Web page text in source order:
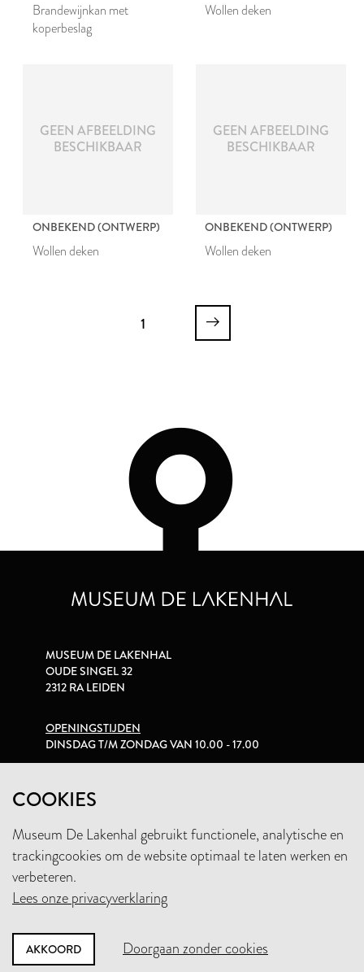
Brandewijnkan met
koperbeslag
Wollen deken
GEEN AFBEELDING
BESCHIKBAAR
ONBEKEND (ONTWERP)
Wollen deken
GEEN AFBEELDING
BESCHIKBAAR
ONBEKEND (ONTWERP)
Wollen deken
1
COOKIES
Museum De Lakenhal gebruikt functionele, analytische en
trackingcookies om de website optimaal te laten werken en
verbeteren.
Lees onze privacyverklaring
AKKOORD Doorgaan zonder cookies
MUSEUM DE LAKENHAL
OUDE SINGEL 32
2312 RA LEIDEN
OPENINGSTIJDEN
DINSDAG T/M ZONDAG VAN 10.00 - 17.00
+31 (0)71 5165360
INFO@LAKENHAL.NL
STEUN HET MUSEUM
NIEUWSBRIEF